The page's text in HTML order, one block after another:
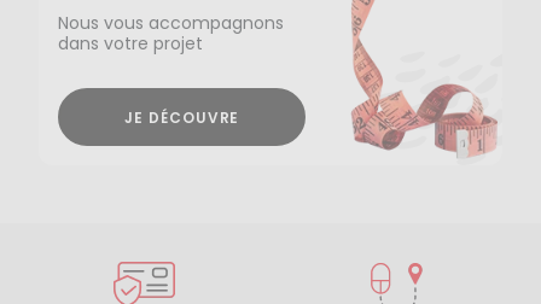
Nous vous accompagnons
dans votre projet
JE DÉCOUVRE